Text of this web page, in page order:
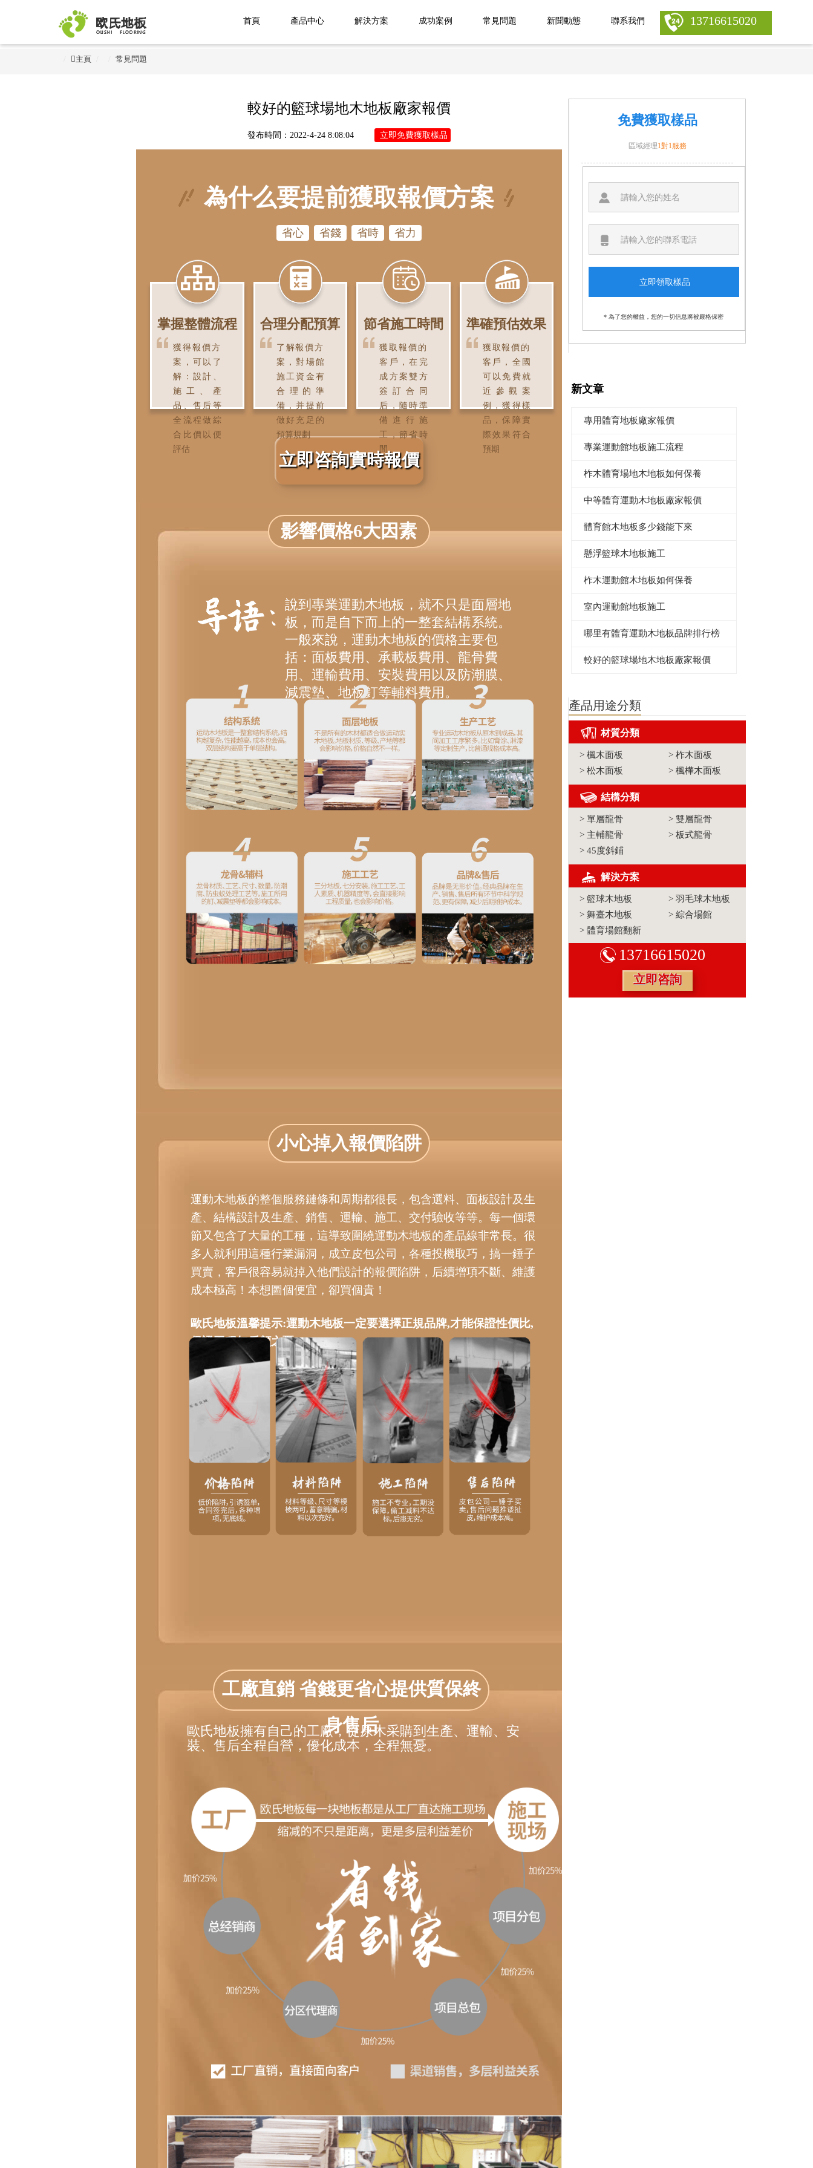
首頁 產品中心 解決方案 成功案例 常見問題 新聞動態 聯系我們 13716615020
主頁 常見問題
較好的籃球場地木地板廠家報價
發布時間：2022-4-24 8:08:04 立即免費獲取樣品
為什么要提前獲取報價方案
省心 省錢 省時 省力
掌握整體流程
獲得報價方
案，可以了
解：設計、
施工、產
品、售后等
全流程做綜
合比價以便
評估
合理分配預算
了解報價方
案，對場館
施工資金有
合理的準
備，并提前
做好充足的
預算規劃
節省施工時間
獲取報價的
客戶，在完
成方案雙方
簽訂合同
后，隨時準
備進行施
工，節省時
間
準確預估效果
獲取報價的
客戶，全國
可以免費就
近參觀案
例，獲得樣
品，保障實
際效果符合
預期
立即咨詢實時報價
影響價格6大因素
說到專業運動木地板，就不只是面層地
板，而是自下而上的一整套結構系統。
一般來說，運動木地板的價格主要包
括：面板費用、承載板費用、龍骨費
用、運輸費用、安裝費用以及防潮膜、
減震墊、地板釘等輔料費用。
小心掉入報價陷阱
運動木地板的整個服務鏈條和周期都很長，包含選料、面板設計及生
產、結構設計及生產、銷售、運輸、施工、交付驗收等等。每一個環
節又包含了大量的工種，這導致圍繞運動木地板的產品線非常長。很
多人就利用這種行業漏洞，成立皮包公司，各種投機取巧，搞一錘子
買賣，客戶很容易就掉入他們設計的報價陷阱，后續增項不斷、維護
成本極高！本想圖個便宜，卻買個貴！
歐氏地板溫馨提示:運動木地板一定要選擇正規品牌,才能保證性價比,
保證工程無后顧之憂。
工廠直銷 省錢更省心提供質保終
身售后
歐氏地板擁有自己的工廠，從原木采購到生產、運輸、安
裝、售后全程自營，優化成本，全程無憂。
免費獲取樣品
區域經理1對1服務
* 為了您的權益，您的一切信息將被嚴格保密
新文章
專用體育地板廠家報價
專業運動館地板施工流程
柞木體育場地木地板如何保養
中等體育運動木地板廠家報價
體育館木地板多少錢能下來
懸浮籃球木地板施工
柞木運動館木地板如何保養
室內運動館地板施工
哪里有體育運動木地板品牌排行榜
較好的籃球場地木地板廠家報價
產品用途分類
材質分類
>楓木面板 > 柞木面板
>松木面板 > 楓樺木面板
結構分類
>單層龍骨 > 雙層龍骨
> 主輔龍骨 > 板式龍骨
>45度斜鋪
解決方案
>籃球木地板 > 羽毛球木地板
>舞臺木地板 > 綜合場館
>體育場館翻新
13716615020
立即咨詢